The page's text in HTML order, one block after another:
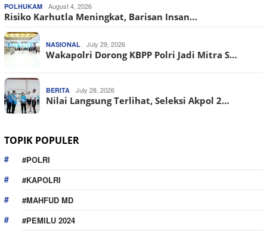
POLHUKAM August 4, 2026
Risiko Karhutla Meningkat, Barisan Insan…
NASIONAL July 29, 2026
Wakapolri Dorong KBPP Polri Jadi Mitra S…
BERITA July 28, 2026
Nilai Langsung Terlihat, Seleksi Akpol 2…
TOPIK POPULER
#POLRI
#KAPOLRI
#MAHFUD MD
#PEMILU 2024